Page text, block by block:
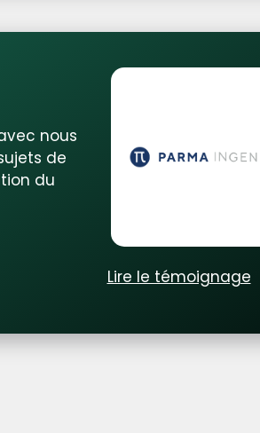
nous
de
du
Lire le témoignage